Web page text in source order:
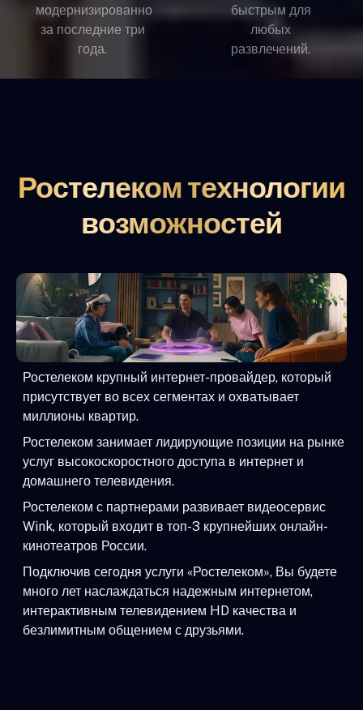
модернизированно
за последние три
года.
быстрым для
любых
развлечений.
Ростелеком технологии
возможностей
Ростелеком крупный интернет-провайдер, который
присутствует во всех сегментах и охватывает
миллионы квартир.
Ростелеком занимает лидирующие позиции на рынке
услуг высокоскоростного доступа в интернет и
домашнего телевидения.
Ростелеком с партнерами развивает видеосервис
Wink, который входит в топ-3 крупнейших онлайн-
кинотеатров России.
Подключив сегодня услуги «Ростелеком», Вы будете
много лет наслаждаться надежным интернетом,
интерактивным телевидением HD качества и
безлимитным общением с друзьями.